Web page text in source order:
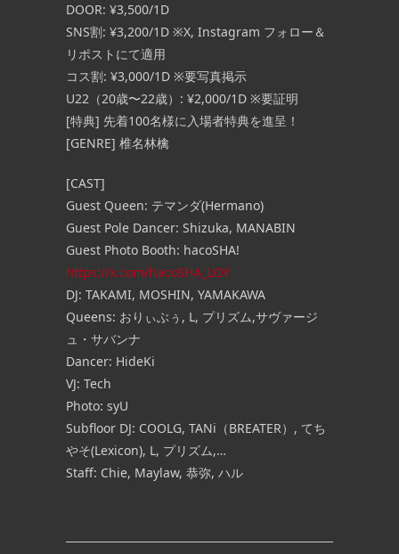
DOOR: ¥3,500/1D
SNS割: ¥3,200/1D ※X, Instagram フォロー＆
リポストにて適用
コス割: ¥3,000/1D ※要写真掲示
U22（20歳〜22歳）: ¥2,000/1D ※要証明
[特典] 先着100名様に入場者特典を進呈！
[GENRE] 椎名林檎
[CAST]
Guest Queen: テマンダ(Hermano)
Guest Pole Dancer: Shizuka, MANABIN
Guest Photo Booth: hacoSHA!
https://x.com/hacoSHA_LOY
DJ: TAKAMI, MOSHIN, YAMAKAWA
Queens: おりぃぶぅ, L, プリズム,サヴァージ
ュ・サバンナ
Dancer: HideKi
VJ: Tech
Photo: syU
Subfloor DJ: COOLG, TANi（BREATER）, てち
やそ(Lexicon), L, プリズム,…
Staff: Chie, Maylaw, 恭弥, ハル